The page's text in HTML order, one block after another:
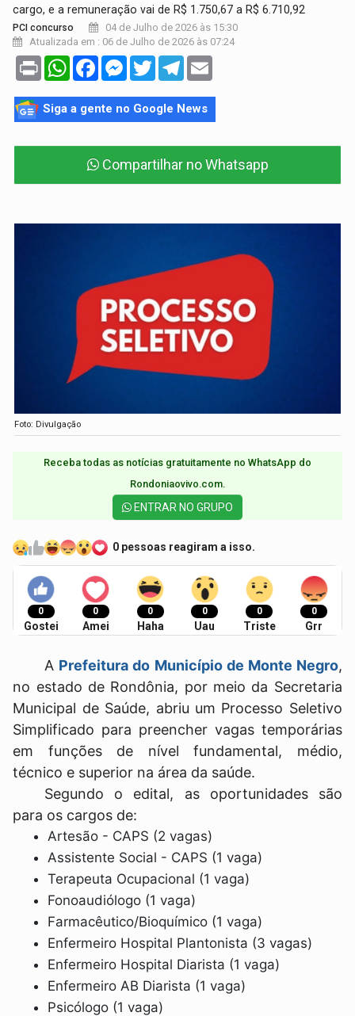
cargo, e a remuneração vai de R$ 1.750,67 a R$ 6.710,92
PCI concurso
04 de Julho de 2026 às 15:30
Atualizada em : 06 de Julho de 2026 às 07:24
Print WhatsAppFacebookMessenger
TwitterTelegram
Siga a gente no Google News
Compartilhar no Whatsapp
Foto: Divulgação
Receba todas as notícias gratuitamente no WhatsApp do
Rondoniaovivo.com.​
ENTRAR NO GRUPO
0 pessoas reagiram a isso.
0
Gostei
0
Amei
0
Haha
0
Uau
0
Triste
0
Grr
A Prefeitura do Município de Monte Negro,
no estado de Rondônia, por meio da Secretaria
Municipal de Saúde, abriu um Processo Seletivo
Simplificado para preencher vagas temporárias
em funções de nível fundamental, médio,
técnico e superior na área da saúde.
Segundo o edital, as oportunidades são
para os cargos de:
Artesão - CAPS (2 vagas)
Assistente Social - CAPS (1 vaga)
Terapeuta Ocupacional (1 vaga)
Fonoaudiólogo (1 vaga)
Farmacêutico/Bioquímico (1 vaga)
Enfermeiro Hospital Plantonista (3 vagas)
Enfermeiro Hospital Diarista (1 vaga)
Enfermeiro AB Diarista (1 vaga)
Psicólogo (1 vaga)